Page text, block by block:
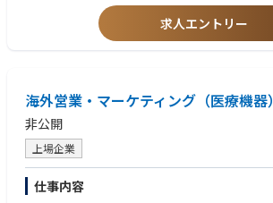
【求める人物像】
・傾聴力がある方
求人エントリー
海外営業・マーケティング（医療機器）
非公開
上場企業
仕事内容